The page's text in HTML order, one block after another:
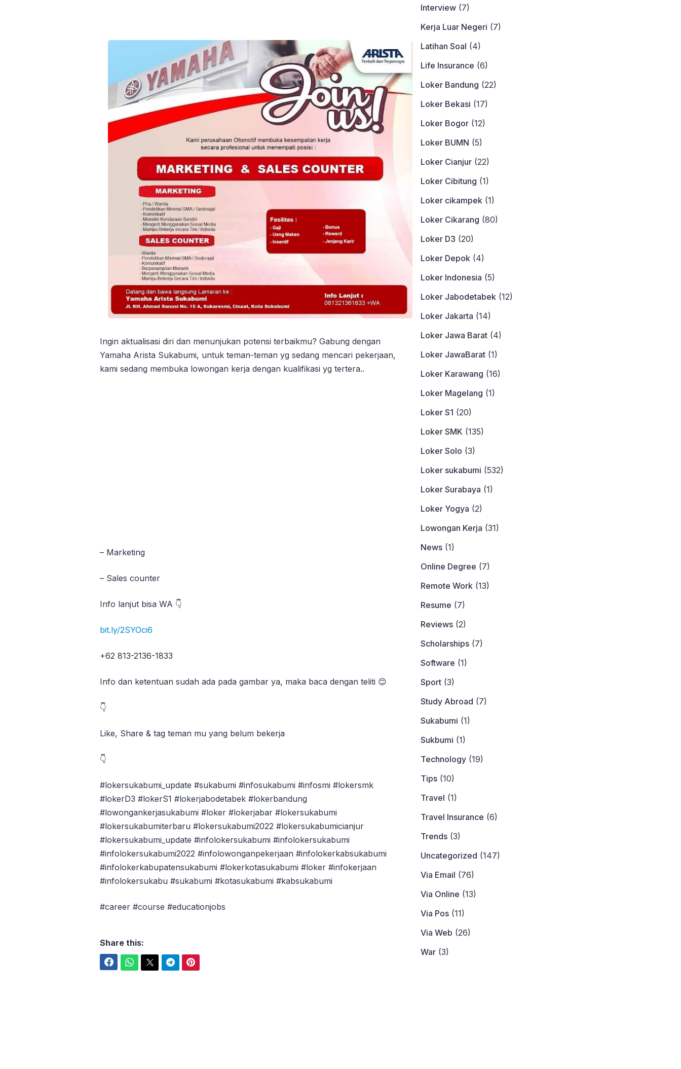
Ingin aktualisasi diri dan menunjukan potensi terbaikmu? Gabung dengan
Yamaha Arista Sukabumi, untuk teman-teman yg sedang mencari pekerjaan,
kami sedang membuka lowongan kerja dengan kualifikasi yg tertera..
– Marketing
– Sales counter
Info lanjut bisa WA 👇
bit.ly/2SYOci6
+62 813-2136-1833
Info dan ketentuan sudah ada pada gambar ya, maka baca dengan teliti 😊
👇
Like, Share & tag teman mu yang belum bekerja
👇
#lokersukabumi_update #sukabumi #infosukabumi #infosmi #lokersmk
#lokerD3 #lokerS1 #lokerjabodetabek #lokerbandung
#lowongankerjasukabumi #loker #lokerjabar #lokersukabumi
#lokersukabumiterbaru #lokersukabumi2022 #lokersukabumicianjur
#lokersukabumi_update #infolokersukabumi #infolokersukabumi
#infolokersukabumi2022 #infolowonganpekerjaan #infolokerkabsukabumi
#infolokerkabupatensukabumi #lokerkotasukabumi #loker #infokerjaan
#infolokersukabu #sukabumi #kotasukabumi #kabsukabumi
#career #course #educationjobs
Share this:
Interview (7)
Kerja Luar Negeri (7)
Latihan Soal (4)
Life Insurance (6)
Loker Bandung (22)
Loker Bekasi (17)
Loker Bogor (12)
Loker BUMN (5)
Loker Cianjur (22)
Loker Cibitung (1)
Loker cikampek (1)
Loker Cikarang (80)
Loker D3 (20)
Loker Depok (4)
Loker Indonesia (5)
Loker Jabodetabek (12)
Loker Jakarta (14)
Loker Jawa Barat (4)
Loker JawaBarat (1)
Loker Karawang (16)
Loker Magelang (1)
Loker S1 (20)
Loker SMK (135)
Loker Solo (3)
Loker sukabumi (532)
Loker Surabaya (1)
Loker Yogya (2)
Lowongan Kerja (31)
News (1)
Online Degree (7)
Remote Work (13)
Resume (7)
Reviews (2)
Scholarships (7)
Software (1)
Sport (3)
Study Abroad (7)
Sukabumi (1)
Sukbumi (1)
Technology (19)
Tips (10)
Travel (1)
Travel Insurance (6)
Trends (3)
Uncategorized (147)
Via Email (76)
Via Online (13)
Via Pos (11)
Via Web (26)
War (3)